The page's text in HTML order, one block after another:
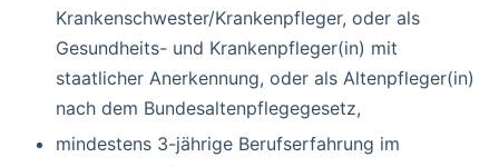
Krankenschwester/Krankenpfleger, oder als
Gesundheits- und Krankenpfleger(in) mit
staatlicher Anerkennung, oder als Altenpfleger(in)
nach dem Bundesaltenpflegegesetz,
mindestens 3-jährige Berufserfahrung im